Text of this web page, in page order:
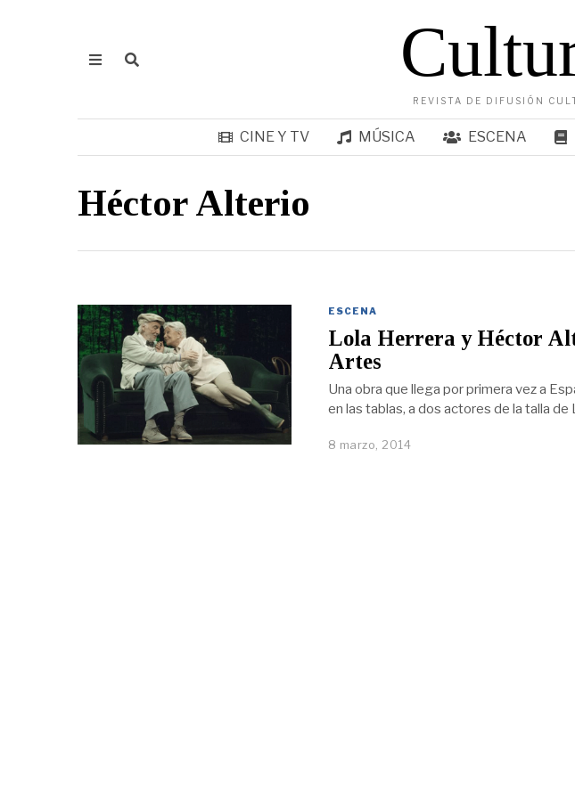
REVISTA DE DIFUSIÓN
CINE Y TV MÚSICA ESCENA
Héctor Alterio
ESCENA
Lola Herrera y Héctor
Artes
Una obra que llega por primera vez a
en las tablas, a dos actores de la talla
8 marzo, 2014